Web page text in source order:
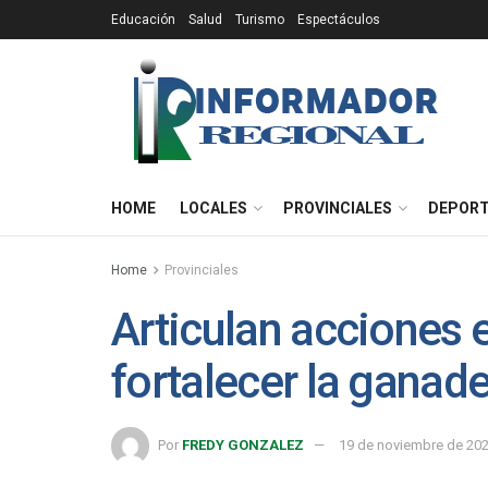
Educación Salud Turismo Espectáculos
HOME LOCALES PROVINCIALES
Home Provinciales
Articulan acciones
fortalecer la
Por FREDY GONZALEZ 19 de noviembre de